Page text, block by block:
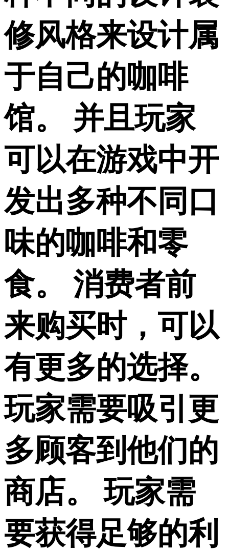
修风格来设计属
于自己的咖啡
馆。 并且玩家
可以在游戏中开
发出多种不同口
味的咖啡和零
食。 消费者前
来购买时，可以
有更多的选择。
玩家需要吸引更
多顾客到他们的
商店。 玩家需
要获得足够的利